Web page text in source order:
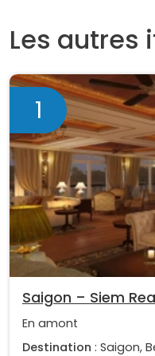
Les autres
1
Saigon – Siem
En amont
Destination : Saigon,